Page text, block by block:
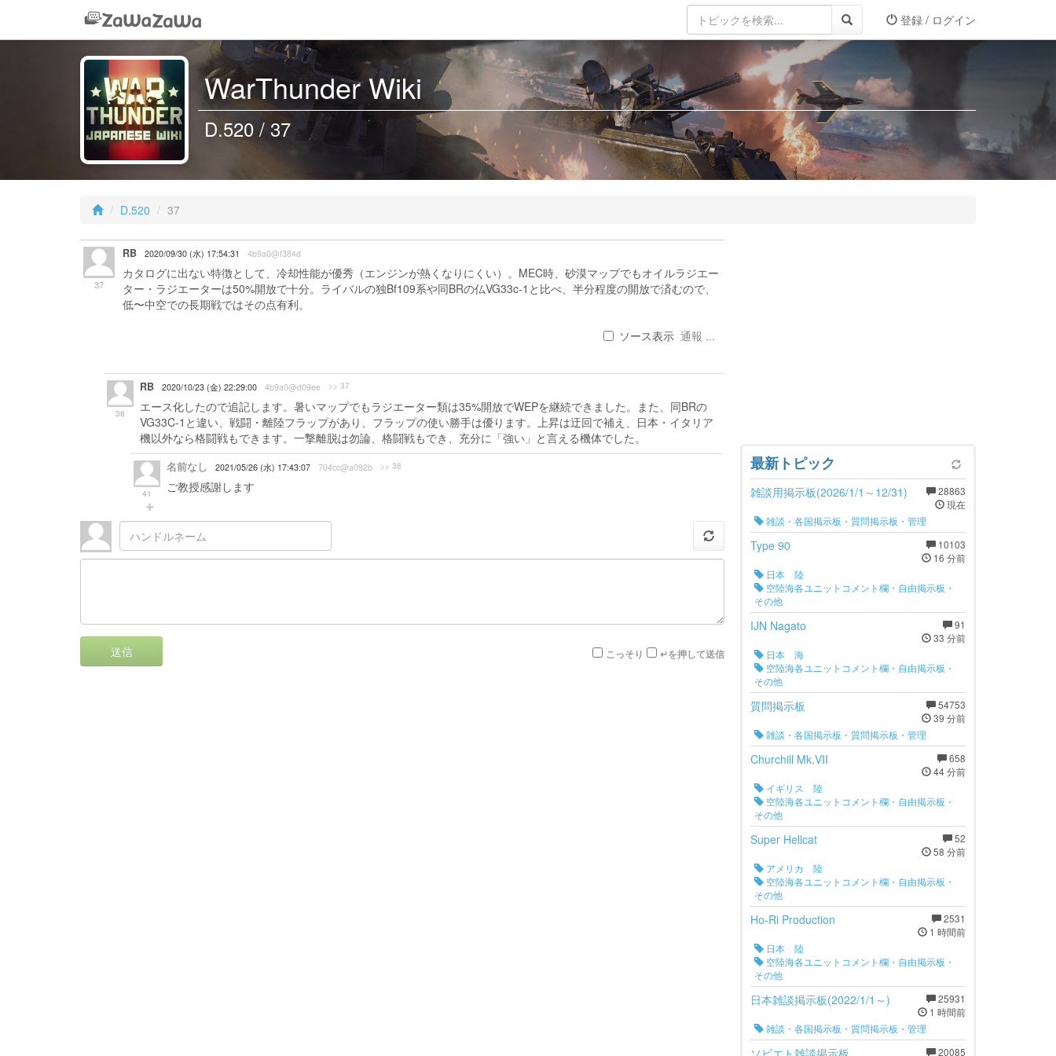
登録 / ログイン
WarThunder Wiki
D.520 / 37
D.520 37
37
RB 2020/09/30 (水) 17:54:31 4b9a0@f384d
カタログに出ない特徴として、冷却性能が優秀（エンジンが熱くなりにくい）。MEC時、砂漠マップでもオイルラジエー
ター・ラジエーターは50%開放で十分。ライバルの独Bf109系や同BRの仏VG33c-1と比べ、半分程度の開放で済むので、
低〜中空での長期戦ではその点有利。
ソース表示 通報 ...
38
RB 2020/10/23 (金) 22:29:00 4b9a0@d09ee >> 37
エース化したので追記します。暑いマップでもラジエーター類は35%開放でWEPを継続できました。また、同BRの
VG33C-1と違い、戦闘・離陸フラップがあり、フラップの使い勝手は優ります。上昇は迂回で補え、日本・イタリア
機以外なら格闘戦もできます。一撃離脱は勿論、格闘戦もでき、充分に「強い」と言える機体でした。
41
名前なし 2021/05/26 (水) 17:43:07 704cc@a092b >> 38
ご教授感謝します
送信 こっそり ↵を押して送信
最新トピック
28863
現在
雑談用掲示板(2026/1/1～12/31)
雑談・各国掲示板・質問掲示板・管理
10103
16 分前
Type 90
日本 陸
空陸海各ユニットコメント欄・自由掲示板・
その他
91
33 分前
IJN Nagato
日本 海
空陸海各ユニットコメント欄・自由掲示板・
その他
54753
39 分前
質問掲示板
雑談・各国掲示板・質問掲示板・管理
658
44 分前
Churchill Mk.VII
イギリス 陸
空陸海各ユニットコメント欄・自由掲示板・
その他
52
58 分前
Super Hellcat
アメリカ 陸
空陸海各ユニットコメント欄・自由掲示板・
その他
2531
1 時間前
Ho-Ri Production
日本 陸
空陸海各ユニットコメント欄・自由掲示板・
その他
25931
1 時間前
日本雑談掲示板(2022/1/1～)
雑談・各国掲示板・質問掲示板・管理
20085
ソビエト雑談掲示板